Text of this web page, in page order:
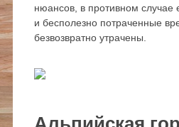
нюансов, в противном случае
и бесполезно потраченные
безвозвратно утрачены.